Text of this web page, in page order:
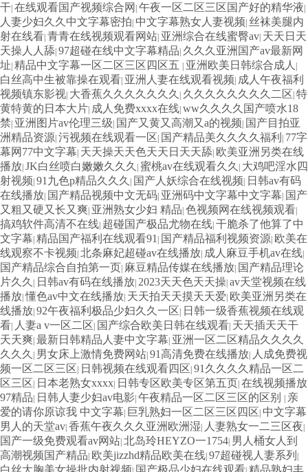
干| 在线观看国产视频综合网 | 午夜一区二区三区国产好的精华液|
人妻少妇久久中文字幕密拍| 中文字幕熟女人妻视频| 丝袜美腿内
射在线看| 青青在线视频观看网站| 亚洲综合在线蜜臀av| 天天日天
天操人人舔| 97超碰在线中文字幕精品| 久久久亚洲国产av最新网
址| 精品中文字幕一区二区三区四区五 | 亚洲欧美日韩综合成人 |
白丝高中生被靠操在观看| 亚洲人妻在线观看视频| 成人午夜福利
视频镇东影视| 大香蕉久久久久久久久 | 久久久久久久久久二区| 特
黄特黄的日本大片| 成人免费xxxx在线| ww久久久久国产喷水18
禁| 亚洲图片av伦理三级| 国产又黄又高潮又a的视频| 国产目拍亚
洲精品资源| 污视频在线观看一区| 国产精品美久久久久福利 | 77字
幕网77中文字幕| 天天操天天色天天日天天舔| 欧美亚洲另类在线
播放| JK白丝喷白嫩嫩久久久 | 蜜桃av在线观看久久 | 大鸡吧淫水四
射视频| 91九色p精品久久久 | 国产人妖综合在线视频| 日韩av有码
在线播放| 国产精品视频中文无码| 亚洲码中文字幕中文字幕| 国产
又粗又硬又长又爽| 亚洲熟女少妇 精品| 色视频网在线视频观看|
搞鸡软件高清不在线| 超碰国产极品尤物在线| 干脆杀了他算了中
文字幕| 精品国产福利在线观看91 | 国产精品福利视频资源| 欧美在
线观察不卡视频| 北条麻妃超碰av在线播放| 成人麻豆手机av在线|
国产精品综合自拍第一页| 麻豆精品传媒在线播放| 国产精品理论
片久久 | 日韩av有码在线播放| 2023天天色天天操| av天堂视频在线
播放|懂色av中文在线播放| 天天拍天天摸天天爱| 欧美亚洲另类在
线播放| 92午夜福利极品少妇久久一区| 日韩一级香蕉视频在线观
看| 人妻a v一区二区| 国产综合欧美日韩在线观看| 天天插天天干
天天爽| 最新日韩精品人妻中文字幕| 亚洲一区二区精品久久久久
久久久 | 男女床上激情免费网站| 91高清免费在线播放| 人成免费视
频一区二区三区| 日韩视频在线观看四区| 91久久久久精品一区二
区三区| 日本老熟女xxxx| 日韩专区欧美专区第五页| 在线视频播放
97精品| 日韩人妻少妇av电影| 午夜精品一区二区三区的区别 | 亲
爱的请你原谅我 中文字幕| 巨乳熟妇一区二区三区四区| 中文字幕
男人的天堂av| 香蕉午夜久久久亚洲欧洲湿| 人妻熟女一二三区夜|
国产一级免费观看av网站| 北岛玲HEYZO一1754| 男人桶女人到
高潮视频国产精品| 欧美jizzhd精品欧美在线| 97超碰视人妻系列 |
白丝大胸美女操批内射视频 国产极品少妇在线观看 精品熟妇丰